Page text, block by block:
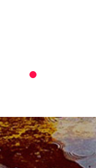
5KM
RUN
в
ръцете